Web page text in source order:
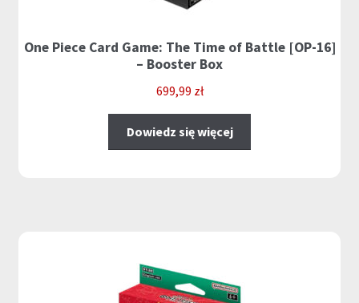
One Piece Card Game: The Time of Battle [OP-16]
– Booster Box
699,99 zł
Dowiedz się więcej